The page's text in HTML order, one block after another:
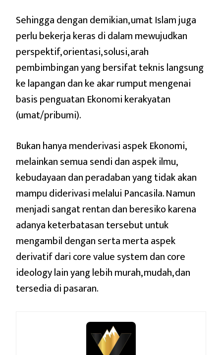
Sehingga dengan demikian, umat Islam juga
perlu bekerja keras di dalam mewujudkan
perspektif, orientasi, solusi, arah
pembimbingan yang bersifat teknis langsung
ke lapangan dan ke akar rumput mengenai
basis penguatan Ekonomi kerakyatan
(umat/pribumi).
Bukan hanya menderivasi aspek Ekonomi,
melainkan semua sendi dan aspek ilmu,
kebudayaan dan peradaban yang tidak akan
mampu diderivasi melalui Pancasila. Namun
menjadi sangat rentan dan beresiko karena
adanya keterbatasan tersebut untuk
mengambil dengan serta merta aspek
derivatif dari core value system dan core
ideology lain yang lebih murah, mudah, dan
tersedia di pasaran.